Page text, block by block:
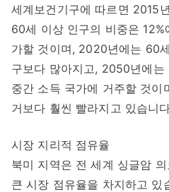
세계보건기구에 따르면 2015
60세 이상 인구의 비중은
가할 것이며, 2020년에는 60
구보다 많아지고, 2050년에
중간 소득 국가에 거주할 것이
거보다 훨씬 빨라지고 있습니
시장 지리적 점유율
북미 지역은 전 세계 싱글암
큰 시장 점유율을 차지하고 있